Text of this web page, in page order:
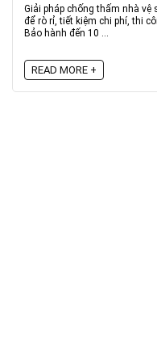
Giải pháp chống thấm nhà
để rò rỉ, tiết kiệm chi phí, thi
Bảo hành đến 10 ...
READ MORE +